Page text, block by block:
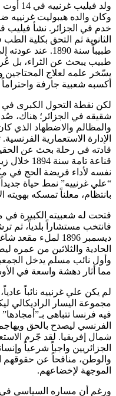
وكان والده هيبوليت
خدم في الجزائر. نشأ فيليب
طبيباً سنة 1890.
طبيب يبحث عن الثراء، بل
يسّخر علمه لعلاج المحتاجين
أكسبه شعبية جارفة واحتراماً
شقيقه في الجزائر؛ هناك،
والمظالم والاضطهاد الذي
الإدارة الاستعمارية
قادته في رحلة بحث عن
قناعة
نفسه لأداء فريضة الحج في
“علي غرنييه” نمط حياة
بانتظام، معلناً تمسكه بهويته
فتحت له شعبيته الكبيرة في
فانتخب مستشاراً بلدياً، ثم
ديسمبر 1896
الحادية والثلاثين من عمره
وأول نائب مسلم يدخل
مما أثار دهشة واسعة في
لم يكن علي غرنييه نائباً
مجموعة اليسار
فيه فرنسا تتباهى
الفرنسي ليصدح بالحق
شمال إفريقيا. لقد جّرم
الجزائريين واجباً شرعياً
والوطن، منافحاً عن حقوقهم
الموجهة لإخضاعهم.
ورغم أن مساره السياسي في